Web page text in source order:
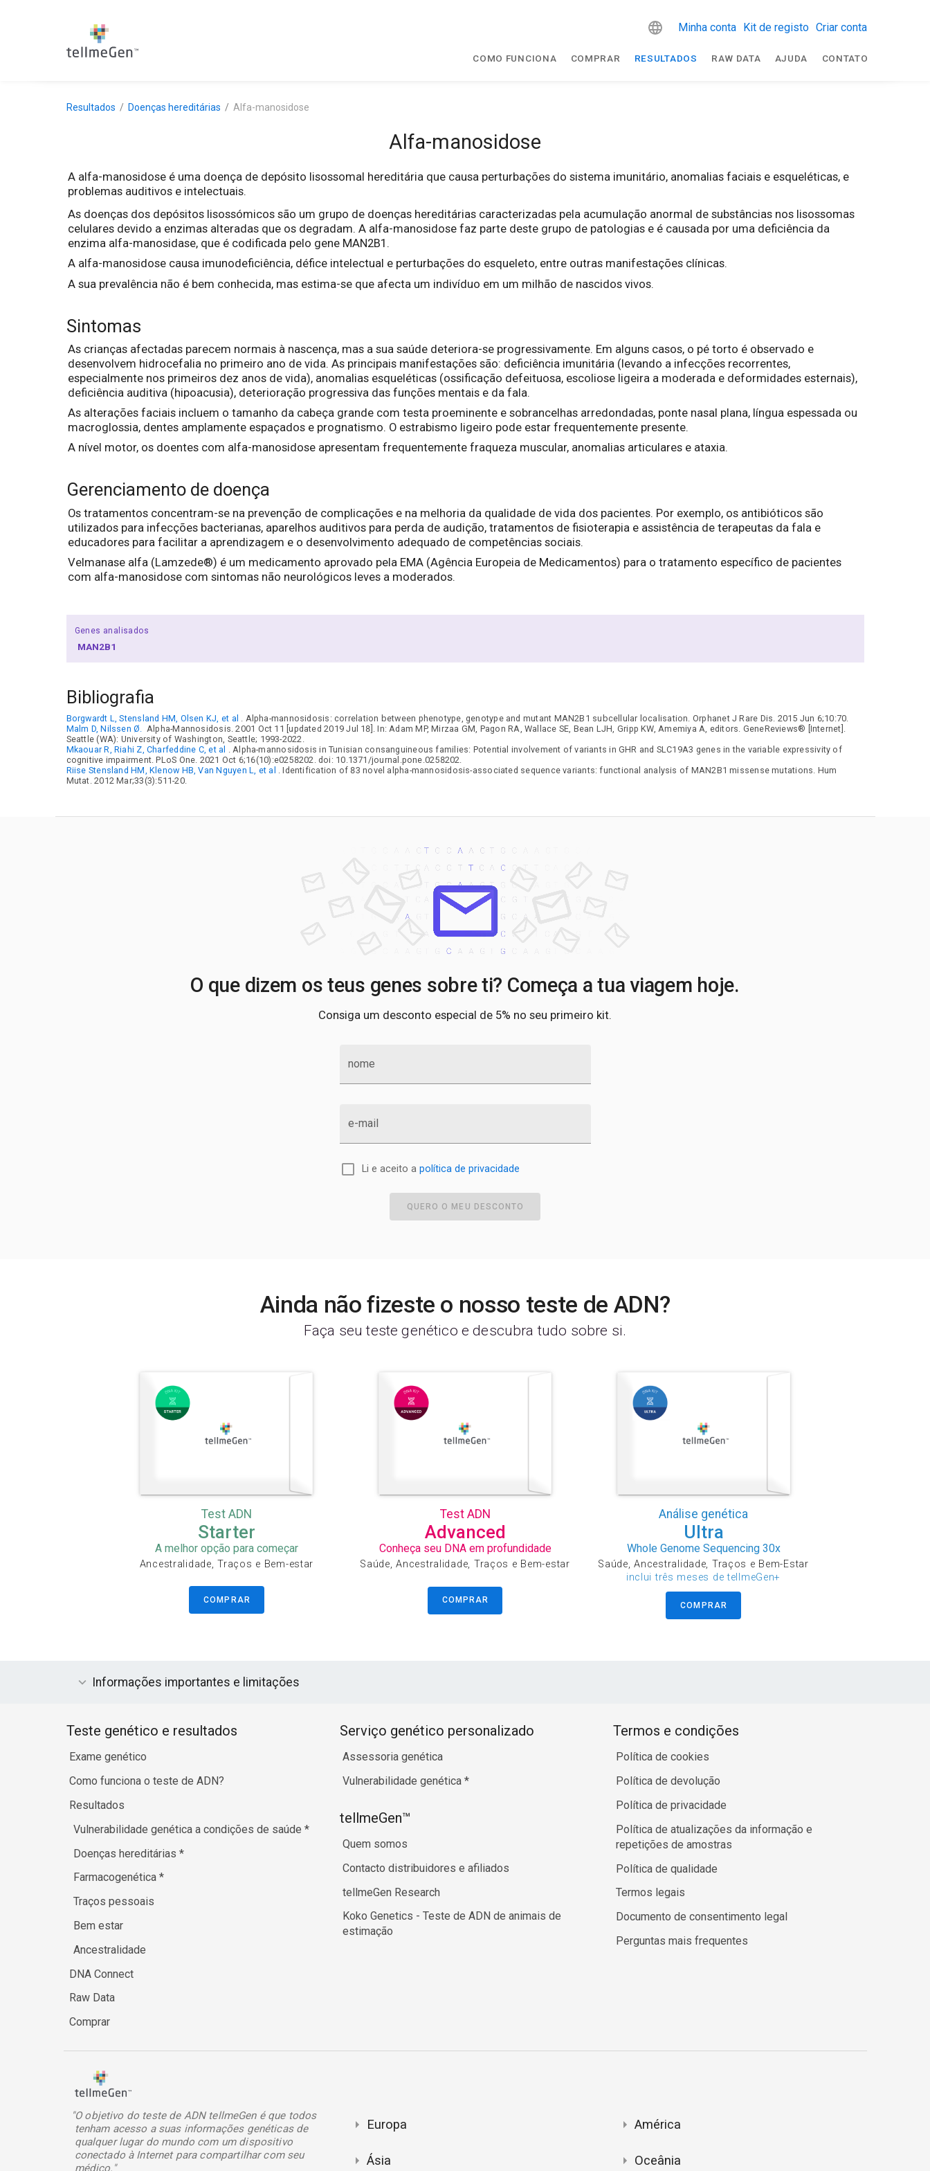
Minha conta Kit de registo Criar conta
COMO FUNCIONA COMPRAR RESULTADOS RAW DATA AJUDA CONTATO
Resultados Doenças hereditárias Alfa-manosidose
Alfa-manosidose
A alfa-manosidose é uma doença de depósito lisossomal hereditária que causa perturbações do sistema imunitário, anomalias faciais e esqueléticas, e
problemas auditivos e intelectuais.
As doenças dos depósitos lisossómicos são um grupo de doenças hereditárias caracterizadas pela acumulação anormal de substâncias nos lisossomas
celulares devido a enzimas alteradas que os degradam. A alfa-manosidose faz parte deste grupo de patologias e é causada por uma deficiência da
enzima alfa-manosidase, que é codificada pelo gene MAN2B1.
A alfa-manosidose causa imunodeficiência, défice intelectual e perturbações do esqueleto, entre outras manifestações clínicas.
A sua prevalência não é bem conhecida, mas estima-se que afecta um indivíduo em um milhão de nascidos vivos.
Sintomas
As crianças afectadas parecem normais à nascença, mas a sua saúde deteriora-se progressivamente. Em alguns casos, o pé torto é observado e
desenvolvem hidrocefalia no primeiro ano de vida. As principais manifestações são: deficiência imunitária (levando a infecções recorrentes,
especialmente nos primeiros dez anos de vida), anomalias esqueléticas (ossificação defeituosa, escoliose ligeira a moderada e deformidades esternais),
deficiência auditiva (hipoacusia), deterioração progressiva das funções mentais e da fala.
As alterações faciais incluem o tamanho da cabeça grande com testa proeminente e sobrancelhas arredondadas, ponte nasal plana, língua espessada ou
macroglossia, dentes amplamente espaçados e prognatismo. O estrabismo ligeiro pode estar frequentemente presente.
A nível motor, os doentes com alfa-manosidose apresentam frequentemente fraqueza muscular, anomalias articulares e ataxia.
Gerenciamento de doença
Os tratamentos concentram-se na prevenção de complicações e na melhoria da qualidade de vida dos pacientes. Por exemplo, os antibióticos são
utilizados para infecções bacterianas, aparelhos auditivos para perda de audição, tratamentos de fisioterapia e assistência de terapeutas da fala e
educadores para facilitar a aprendizagem e o desenvolvimento adequado de competências sociais.
Velmanase alfa (Lamzede®) é um medicamento aprovado pela EMA (Agência Europeia de Medicamentos) para o tratamento específico de pacientes
com alfa-manosidose com sintomas não neurológicos leves a moderados.
Genes analisados
MAN2B1
Bibliografia
Borgwardt L, Stensland HM, Olsen KJ, et al
. Alpha-mannosidosis: correlation between phenotype, genotype and mutant MAN2B1 subcellular localisation. Orphanet J Rare Dis. 2015 Jun 6;10:70.
Malm D, Nilssen Ø.
Alpha-Mannosidosis. 2001 Oct 11 [updated 2019 Jul 18]. In: Adam MP, Mirzaa GM, Pagon RA, Wallace SE, Bean LJH, Gripp KW, Amemiya A, editors. GeneReviews® [Internet].
Seattle (WA): University of Washington, Seattle; 1993-2022.
Mkaouar R, Riahi Z, Charfeddine C, et al
. Alpha-mannosidosis in Tunisian consanguineous families: Potential involvement of variants in GHR and SLC19A3 genes in the variable expressivity of
cognitive impairment. PLoS One. 2021 Oct 6;16(10):e0258202. doi: 10.1371/journal.pone.0258202.
Riise Stensland HM, Klenow HB, Van Nguyen L, et al
. Identification of 83 novel alpha-mannosidosis-associated sequence variants: functional analysis of MAN2B1 missense mutations. Hum
Mutat. 2012 Mar;33(3):511-20.
O que dizem os teus genes sobre ti? Começa a tua viagem hoje.
Consiga um desconto especial de 5% no seu primeiro kit.
nome
e-mail
Li e aceito a política de privacidade
QUERO O MEU DESCONTO
Ainda não fizeste o nosso teste de ADN?
Faça seu teste genético e descubra tudo sobre si.
Test ADN
Starter
A melhor opção para começar
Ancestralidade, Traços e Bem-estar
COMPRAR
Test ADN
Advanced
Conheça seu DNA em profundidade
Saúde, Ancestralidade, Traços e Bem-estar
COMPRAR
Análise genética
Ultra
Whole Genome Sequencing 30x
Saúde, Ancestralidade, Traços e Bem-Estar
inclui três meses de tellmeGen+
COMPRAR
Informações importantes e limitações
Teste genético e resultados
Exame genético
Como funciona o teste de ADN?
Resultados
Vulnerabilidade genética a condições de saúde *
Doenças hereditárias *
Farmacogenética *
Traços pessoais
Bem estar
Ancestralidade
DNA Connect
Raw Data
Comprar
Serviço genético personalizado
Assessoria genética
Vulnerabilidade genética *
tellmeGen™
Quem somos
Contacto distribuidores e afiliados
tellmeGen Research
Koko Genetics - Teste de ADN de animais de
estimação
Termos e condições
Política de cookies
Política de devolução
Política de privacidade
Política de atualizações da informação e
repetições de amostras
Política de qualidade
Termos legais
Documento de consentimento legal
Perguntas mais frequentes
"O objetivo do teste de ADN tellmeGen é que todos
tenham acesso a suas informações genéticas de
qualquer lugar do mundo com um dispositivo
conectado à Internet para compartilhar com seu
Europa
Ásia
América
Oceânia